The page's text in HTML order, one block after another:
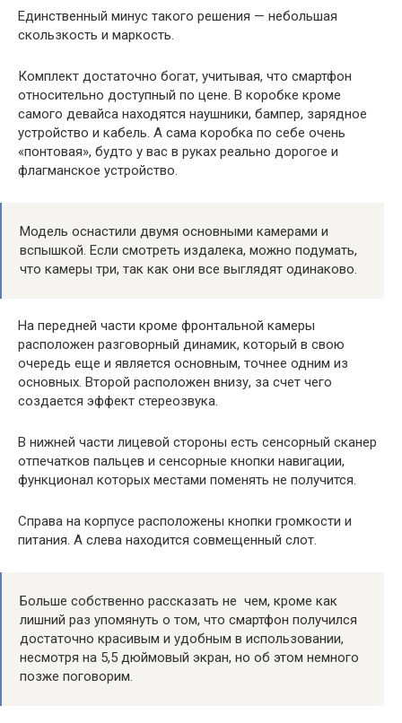
Единственный минус такого решения — небольшая
скользкость и маркость.
Комплект достаточно богат, учитывая, что смартфон
относительно доступный по цене. В коробке кроме
самого девайса находятся наушники, бампер, зарядное
устройство и кабель. А сама коробка по себе очень
«понтовая», будто у вас в руках реально дорогое и
флагманское устройство.
Модель оснастили двумя основными камерами и
вспышкой. Если смотреть издалека, можно подумать,
что камеры три, так как они все выглядят одинаково.
На передней части кроме фронтальной камеры
расположен разговорный динамик, который в свою
очередь еще и является основным, точнее одним из
основных. Второй расположен внизу, за счет чего
создается эффект стереозвука.
В нижней части лицевой стороны есть сенсорный сканер
отпечатков пальцев и сенсорные кнопки навигации,
функционал которых местами поменять не получится.
Справа на корпусе расположены кнопки громкости и
питания. А слева находится совмещенный слот.
Больше собственно рассказать не чем, кроме как
лишний раз упомянуть о том, что смартфон получился
достаточно красивым и удобным в использовании,
несмотря на 5,5 дюймовый экран, но об этом немного
позже поговорим.